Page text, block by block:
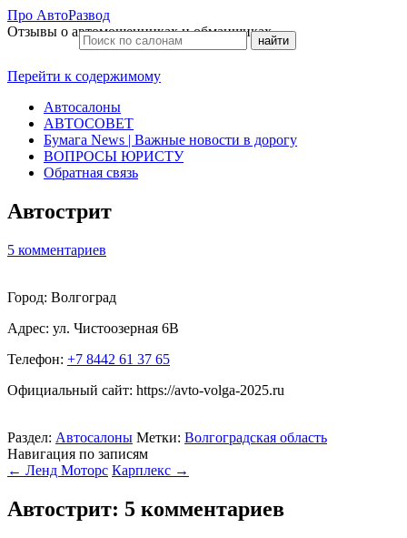
Про АвтоРазвод
Отзывы о автомошенниках и обманщиках
Перейти к содержимому
Автосалоны
АВТОСОВЕТ
Бумага News | Важные новости в дорогу
ВОПРОСЫ ЮРИСТУ
Обратная связь
Автострит
5 комментариев
Город: Волгоград
Адрес: ул. Чистоозерная 6В
Телефон: +7 8442 61 37 65
Официальный сайт: https://avto-volga-2025.ru
Раздел: Автосалоны Метки: Волгоградская область
Навигация по записям
← Ленд Моторс Карплекс →
Автострит: 5 комментариев